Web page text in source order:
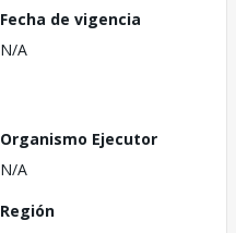
Fecha de vigencia
N/A
Organismo Ejecutor
N/A
Región